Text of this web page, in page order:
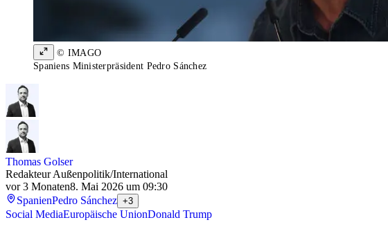
© IMAGO
Spaniens Ministerpräsident Pedro Sánchez
Thomas Golser
Redakteur Außenpolitik/International
vor 3 Monaten8. Mai 2026 um 09:30
SpanienPedro Sánchez +3
Social MediaEuropäische UnionDonald Trump